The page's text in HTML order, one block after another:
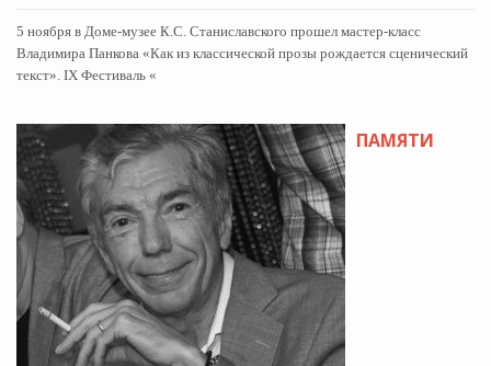
5 ноября в Доме-музее К.С. Станиславского прошел мастер-класс
Владимира Панкова «Как из классической прозы рождается сценический
текст». IX Фестиваль «
ПАМЯТИ